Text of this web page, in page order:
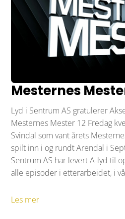
Mesternes
Lyd i Sentrum AS gratulerer
Mesternes Mester 12 Fredag
Svindal som vant årets
spilt inn i og rundt Arendal i
Sentrum AS har levert A-lyd til
alle episoder i etterarbeidet, i
Les mer